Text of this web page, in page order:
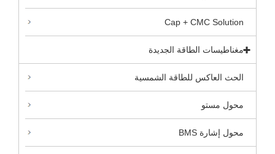
Cap + CMC Solution
مغناطيسات الطاقة الجديدة
الحث العاكس للطاقة الشمسية
محول مستو
محول إشارة BMS